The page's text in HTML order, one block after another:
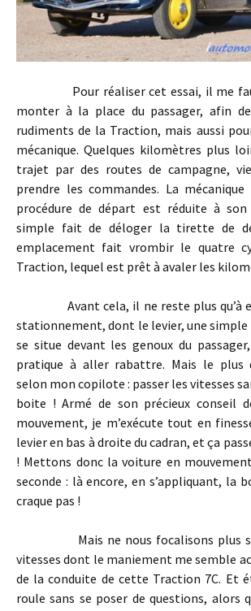
Pour réaliser cet essai, il me
monter à la place du passager, afin
rudiments de la Traction, mais aussi
mécanique. Quelques kilomètres plus
trajet par des routes de campagne,
prendre les commandes. La
procédure de départ est réduite à
simple fait de déloger la tirette de
emplacement fait vrombir le quatre
Traction, lequel est prêt à avaler les
Avant cela, il ne reste plus qu’à
stationnement, dont le levier, une
se situe devant les genoux du
pratique à aller rabattre. Mais le plus
selon mon copilote : passer les vitesses
boite ! Armé de son précieux conseil
mouvement, je m’exécute tout en
levier en bas à droite du cadran, et ça
! Mettons donc la voiture en
seconde : là encore, en s’appliquant, la
craque pas !
Mais ne nous focalisons plus
vitesses dont le maniement me semble
de la conduite de cette Traction 7C. Et
roule sans se poser de questions, alors